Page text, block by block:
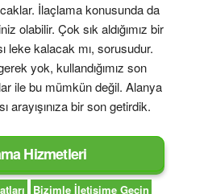
İlaçlama konusunda da
olabilir. Çok sık aldığımız bir
leke kalacak mı, sorusudur.
yok, kullandığımız son
ile bu mümkün değil. Alanya
arayışınıza bir son getirdik.
Hizmetleri
Bizimle İletişime Geçin